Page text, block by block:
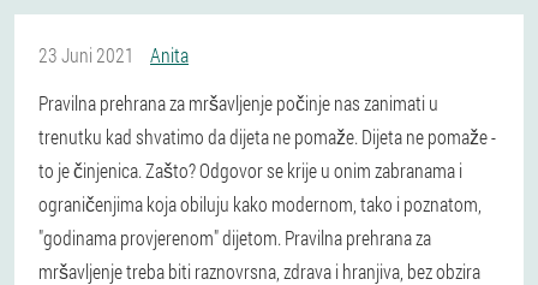
23 Juni 2021
Anita
Pravilna prehrana za mršavljenje počinje nas zanimati u
trenutku kad shvatimo da dijeta ne pomaže. Dijeta ne pomaže -
to je činjenica. Zašto? Odgovor se krije u onim zabranama i
ograničenjima koja obiluju kako modernom, tako i poznatom,
"godinama provjerenom" dijetom. Pravilna prehrana za
mršavljenje treba biti raznovrsna, zdrava i hranjiva, bez obzira